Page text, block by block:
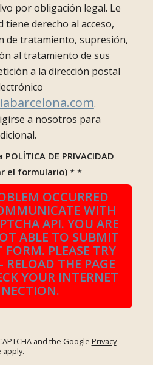
por obligación legal. Le
tiene derecho al acceso,
de tratamiento, supresión,
al tratamiento de sus
a la dirección postal
.
a nosotros para
DE PRIVACIDAD
el formulario) * *
OCCURRED
WITH
API. YOU ARE
ABLE TO SUBMIT
PLEASE TRY
RELOAD THE PAGE
YOUR INTERNET
and the Google Privacy
apply.